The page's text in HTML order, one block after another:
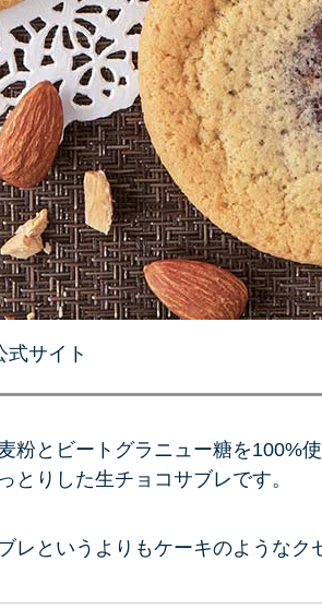
式サイト
粉とビートグラニュー糖を100%
とりした生チョコサブレです。
レというよりもケーキのような